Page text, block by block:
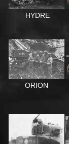
HYDRE
ORION